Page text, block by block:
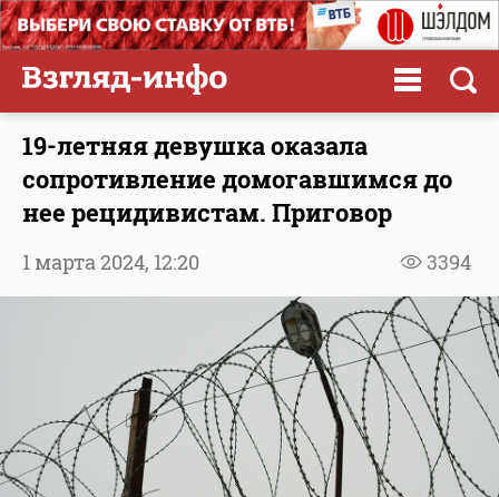
19-летняя девушка оказала
сопротивление домогавшимся до
нее рецидивистам. Приговор
3394
1 марта 2024, 12:20